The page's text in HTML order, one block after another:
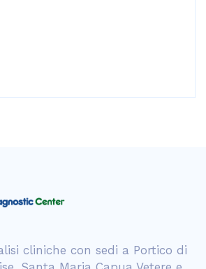
cliniche con sedi a Portico di